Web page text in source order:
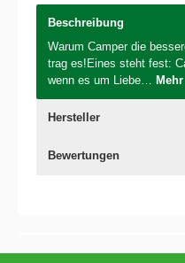
Beschreibung
Warum Camper die
trag es!Eines steht fest:
wenn es um Liebe… Mehr
Hersteller
Bewertungen